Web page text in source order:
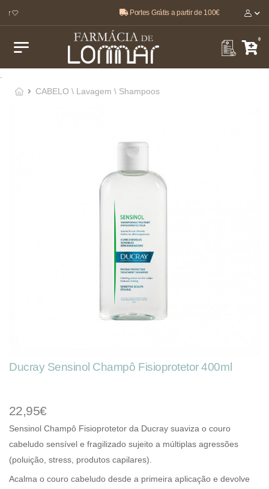
🤍 Portes Grátis a partir de 100€
0
CABELO \ Lavagem \ Shampoos
Ducray Sensinol Champô Fisioprotetor 400ml
22,95€
Sensinol Champô Fisioprotetor da Ducray suaviza o couro
cabeludo sensível e fragilizado sujeito a múltiplas agressões
(poluição, stress, produtos capilares).
Acalma o couro cabeludo desde a primeira aplicação e devolve